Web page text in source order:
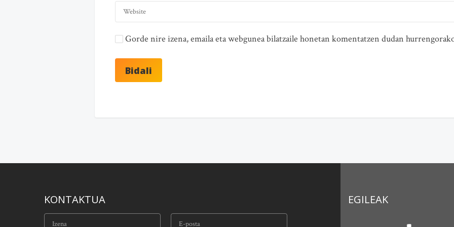
Gorde nire izena, emaila eta webgunea bilatzaile honetan komentatzen dudan
KONTAKTUA EGILEAK